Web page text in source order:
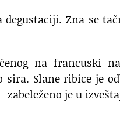
Zna se
na francuski
Slane ribice je
je u